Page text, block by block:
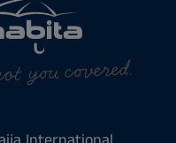
you covered.